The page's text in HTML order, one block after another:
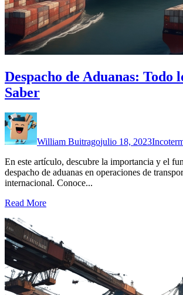
Despacho de Aduanas: Todo
Saber
William Buitragojulio 18, 2023
En este artículo, descubre la importancia y el
despacho de aduanas en operaciones de
internacional. Conoce...
Read More